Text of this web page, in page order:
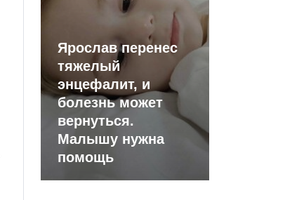
Ярослав перенес
тяжелый
энцефалит, и
болезнь может
вернуться.
Малышу нужна
помощь